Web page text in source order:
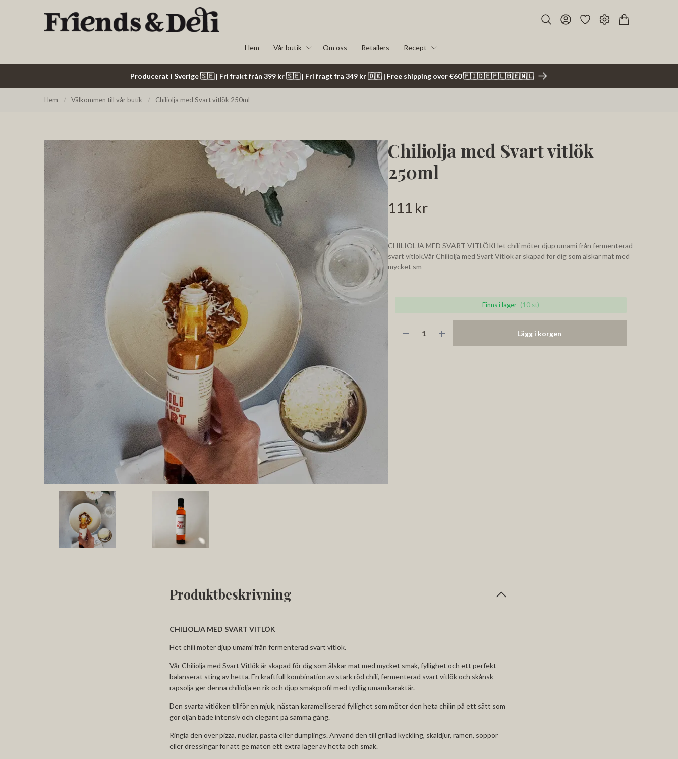
Hem Vår butik Om oss Retailers Recept
Producerat i Sverige 🇸🇪 | Fri frakt från 399 kr 🇸🇪 | Fri fragt fra 349 kr 🇩🇰 | Free shipping over €60 🇫🇮🇩🇪🇵🇱🇧🇪🇳🇱
Hem / Välkommen till vår butik / Chiliolja med Svart vitlök 250ml
Chiliolja med Svart vitlök
250ml
111 kr
CHILIOLJA MED SVART VITLÖKHet chili möter djup umami från fermenterad
svart vitlök.Vår Chiliolja med Svart Vitlök är skapad för dig som älskar mat med
mycket sm
Finns i lager (10 st)
Lägg i korgen
Produktbeskrivning
CHILIOLJA MED SVART VITLÖK
Het chili möter djup umami från fermenterad svart vitlök.
Vår Chiliolja med Svart Vitlök är skapad för dig som älskar mat med mycket smak, fyllighet och ett perfekt
balanserat sting av hetta. En kraftfull kombination av stark röd chili, fermenterad svart vitlök och skånsk
rapsolja ger denna chiliolja en rik och djup smakprofil med tydlig umamikaraktär.
Den svarta vitlöken tillför en mjuk, nästan karamelliserad fyllighet som möter den heta chilin på ett sätt som
gör oljan både intensiv och elegant på samma gång.
Ringla den över pizza, nudlar, pasta eller dumplings. Använd den till grillad kyckling, skaldjur, ramen, soppor
eller dressingar för att ge maten ett extra lager av hetta och smak.